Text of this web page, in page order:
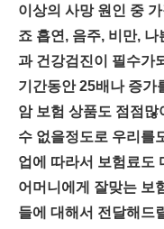
이상의 사망 원인 중
죠 흡연, 음주, 비만,
과 건강검진이 필수가
기간동안 25배나 증가
암 보험 상품도 점점많
수 없을정도로 우리를
업에 따라서 보험료도
어머니에게 잘맞는 보
들에 대해서 전달해드